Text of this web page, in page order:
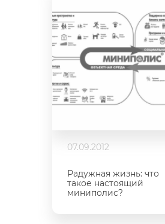
07.09.2012
Радужная жизнь: что
такое настоящий
миниполис?